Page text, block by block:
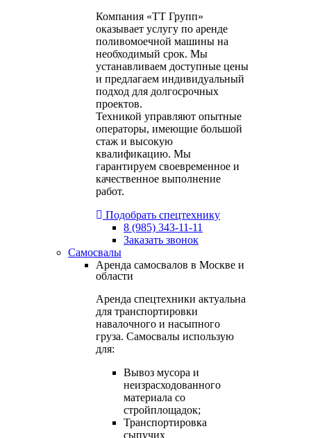
Компания «ТТ Групп»
оказывает услугу по аренде
поливомоечной машины на
необходимый срок. Мы
устанавливаем доступные цены
и предлагаем индивидуальный
подход для долгосрочных
проектов.
Техникой управляют опытные
операторы, имеющие большой
стаж и высокую
квалификацию. Мы
гарантируем своевременное и
качественное выполнение
работ.
Подобрать спецтехнику
8 (985) 343-11-11
Заказать звонок
Самосвалы
Аренда самосвалов в Москве и
области
Аренда спецтехники актуальна
для транспортировки
навалочного и насыпного
груза. Самосвалы использую
для:
Вывоз мусора и
неизрасходованного
материала со
стройплощадок;
Транспортировка
сыпучих